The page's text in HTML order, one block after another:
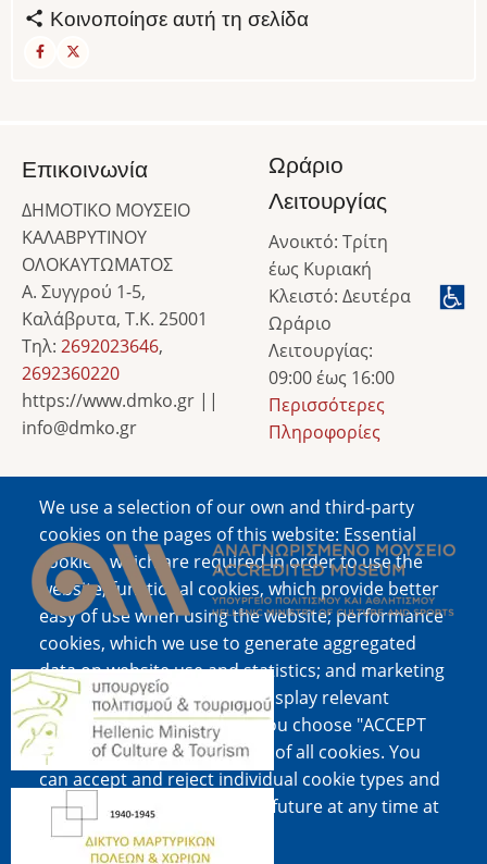
Κοινοποίησε αυτή τη σελίδα
We use a selection of our own and third-party
cookies on the pages of this website: Essential
cookies, which are required in order to use the
website; functional cookies, which provide better
easy of use when using the website; performance
cookies, which we use to generate aggregated
data on website use and statistics; and marketing
cookies, which are used to display relevant
content and advertising. If you choose "ACCEPT
ALL", you consent to the use of all cookies. You
can accept and reject individual cookie types and
revoke your consent for the future at any time at
"Settings".
Επικοινωνία
ΔΗΜΟΤΙΚΟ ΜΟΥΣΕΙΟ
ΚΑΛΑΒΡΥΤΙΝΟΥ
ΟΛΟΚΑΥΤΩΜΑΤΟΣ
Α. Συγγρού 1-5,
Καλάβρυτα, Τ.Κ. 25001
Τηλ: 2692023646,
2692360220
https://www.dmko.gr ||
info@dmko.gr
Ωράριο
Λειτουργίας
Ανοικτό: Τρίτη
έως Κυριακή
Κλειστό: Δευτέρα
Ωράριο
Λειτουργίας:
09:00 έως 16:00
Περισσότερες
Πληροφορίες
Image
Image
Image